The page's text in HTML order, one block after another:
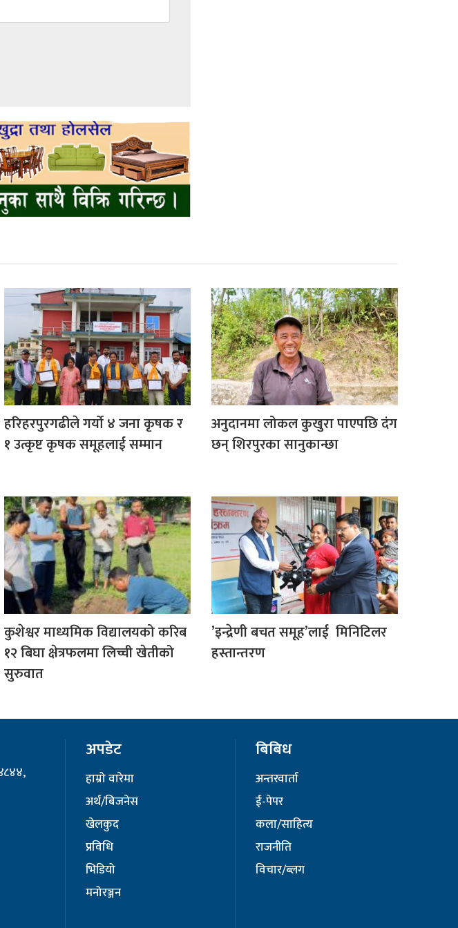
हरिहरपुरगढीले गर्याे ४ जना कृषक र
१ उत्कृष्ट कृषक समूहलाई सम्मान
अनुदानमा लोकल कुखुरा पाएपछि दंग
छन् शिरपुरका सानुकान्छा
कुशेश्वर माध्यमिक विद्यालयको करिब
१२ बिघा क्षेत्रफलमा लिच्ची खेतीको
सुरुवात
’इन्द्रेणी बचत समूह’लाई मिनिटिलर
हस्तान्तरण
अपडेट
हाम्रो वारेमा
अर्थ/बिजनेस
खेलकुद
प्रविधि
भिडियो
मनोरञ्जन
बिबिध
अन्तरवार्ता
ई-पेपर
कला/साहित्य
राजनीति
विचार/ब्लग